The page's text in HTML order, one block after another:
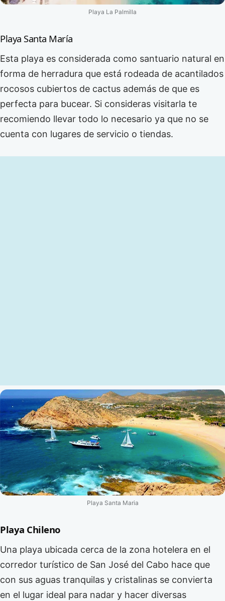
Playa La Palmilla
Playa Santa María
Esta playa es considerada como santuario natural en
forma de herradura que está rodeada de acantilados
rocosos cubiertos de cactus además de que es
perfecta para bucear. Si consideras visitarla te
recomiendo llevar todo lo necesario ya que no se
cuenta con lugares de servicio o tiendas.
Playa Santa Maria
Playa Chileno
Una playa ubicada cerca de la zona hotelera en el
corredor turístico de San José del Cabo hace que
con sus aguas tranquilas y cristalinas se convierta
en el lugar ideal para nadar y hacer diversas